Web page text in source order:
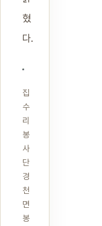
혔
다.
집
수
리
봉
사
단
경
천
면
봉